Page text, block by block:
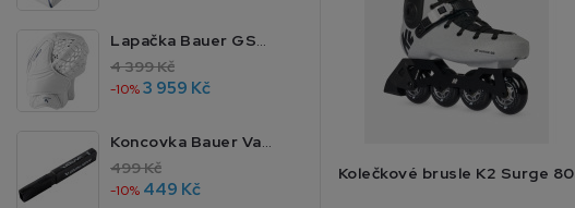
Lapačka Bauer GSX JR MTO
4 399 Kč
-10%3 959 Kč
Koncovka Bauer Vapor 4 JR 40
499 Kč
-10% 449 Kč
Kolečkové brusle K2 Surge 80